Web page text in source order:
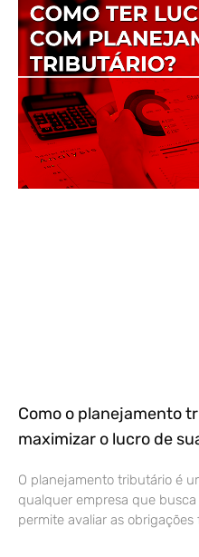
Como o planejamento
maximizar o lucro de
O planejamento tributário é
qualquer empresa que
permite avaliar as